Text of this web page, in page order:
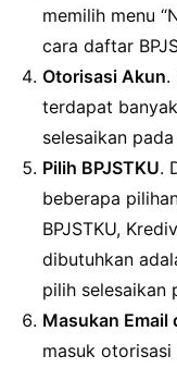
memilih menu
cara daftar
Otorisasi Akun.
terdapat
selesaikan
Pilih BPJSTKU.
beberapa
BPJSTKU,
dibutuhkan
pilih selesaikan
Masukan Email
masuk otorisasi